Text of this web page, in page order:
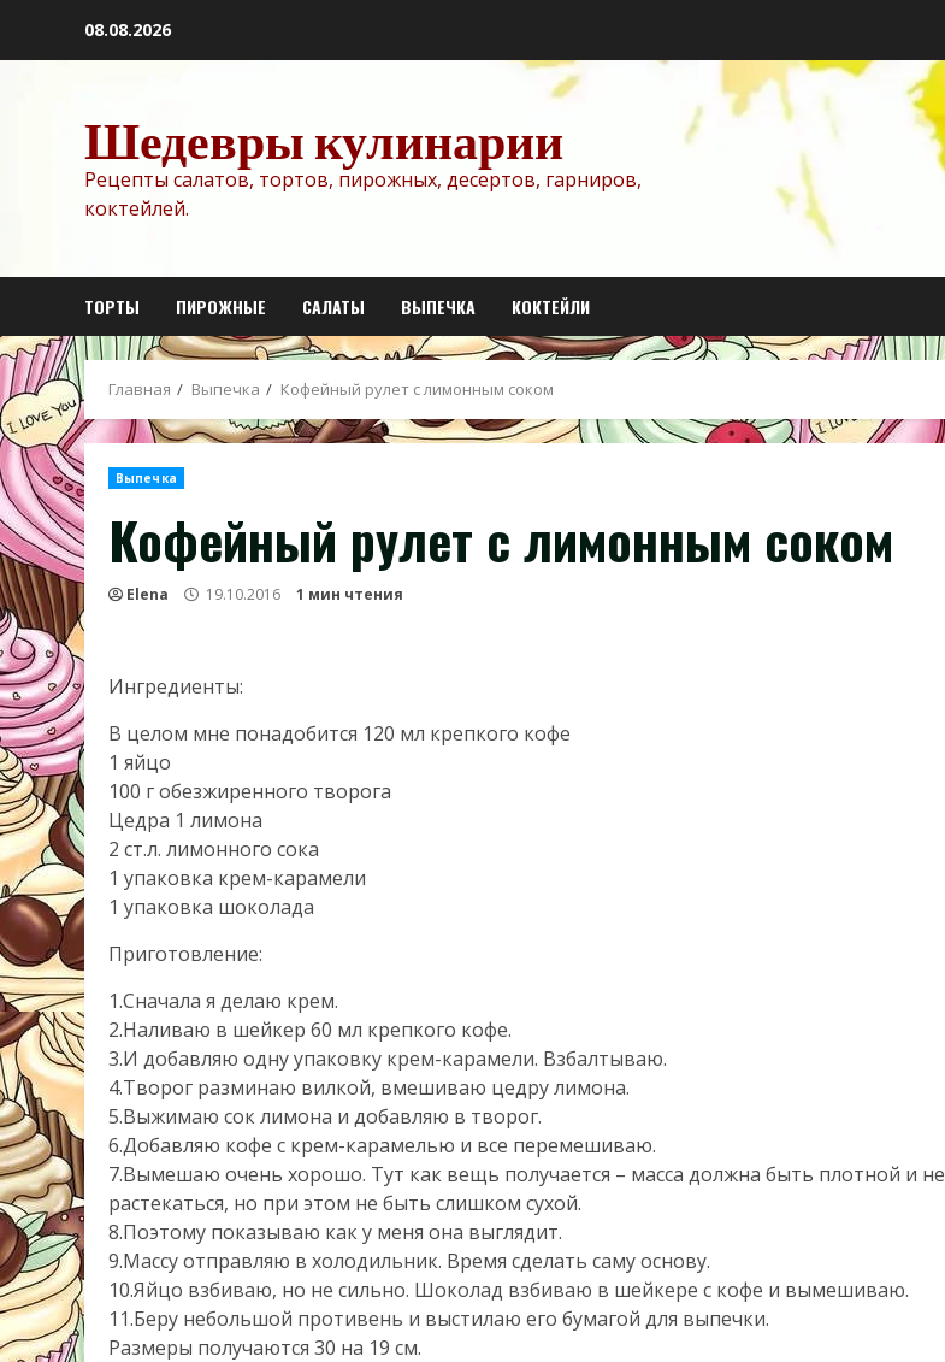
08.08.2026
Шедевры кулинарии
Рецепты салатов, тортов, пирожных, десертов, гарниров,
коктейлей.
ТОРТЫ ПИРОЖНЫЕ САЛАТЫ ВЫПЕЧКА КОКТЕЙЛИ
Главная Выпечка Кофейный рулет с лимонным соком
Выпечка
Кофейный рулет с лимонным соком
Elena 19.10.2016 1 мин чтения
Ингредиенты:
В целом мне понадобится 120 мл крепкого кофе
1 яйцо
100 г обезжиренного творога
Цедра 1 лимона
2 ст.л. лимонного сока
1 упаковка крем-карамели
1 упаковка шоколада
Приготовление:
1.Сначала я делаю крем.
2.Наливаю в шейкер 60 мл крепкого кофе.
3.И добавляю одну упаковку крем-карамели. Взбалтываю.
4.Творог разминаю вилкой, вмешиваю цедру лимона.
5.Выжимаю сок лимона и добавляю в творог.
6.Добавляю кофе с крем-карамелью и все перемешиваю.
7.Вымешаю очень хорошо. Тут как вещь получается – масса должна быть плотной и не
растекаться, но при этом не быть слишком сухой.
8.Поэтому показываю как у меня она выглядит.
9.Массу отправляю в холодильник. Время сделать саму основу.
10.Яйцо взбиваю, но не сильно. Шоколад взбиваю в шейкере с кофе и вымешиваю.
11.Беру небольшой противень и выстилаю его бумагой для выпечки.
Размеры получаются 30 на 19 см.